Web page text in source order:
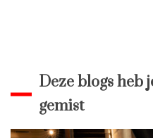
Deze blogs heb
gemist